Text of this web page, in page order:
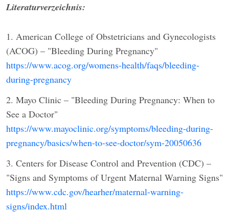
Literaturverzeichnis:
1. American College of Obstetricians and Gynecologists
(ACOG) – "Bleeding During Pregnancy"
https://www.acog.org/womens-health/faqs/bleeding-
during-pregnancy
2. Mayo Clinic – "Bleeding During Pregnancy: When to
See a Doctor"
https://www.mayoclinic.org/symptoms/bleeding-during-
pregnancy/basics/when-to-see-doctor/sym-20050636
3. Centers for Disease Control and Prevention (CDC) –
"Signs and Symptoms of Urgent Maternal Warning Signs"
https://www.cdc.gov/hearher/maternal-warning-
signs/index.html